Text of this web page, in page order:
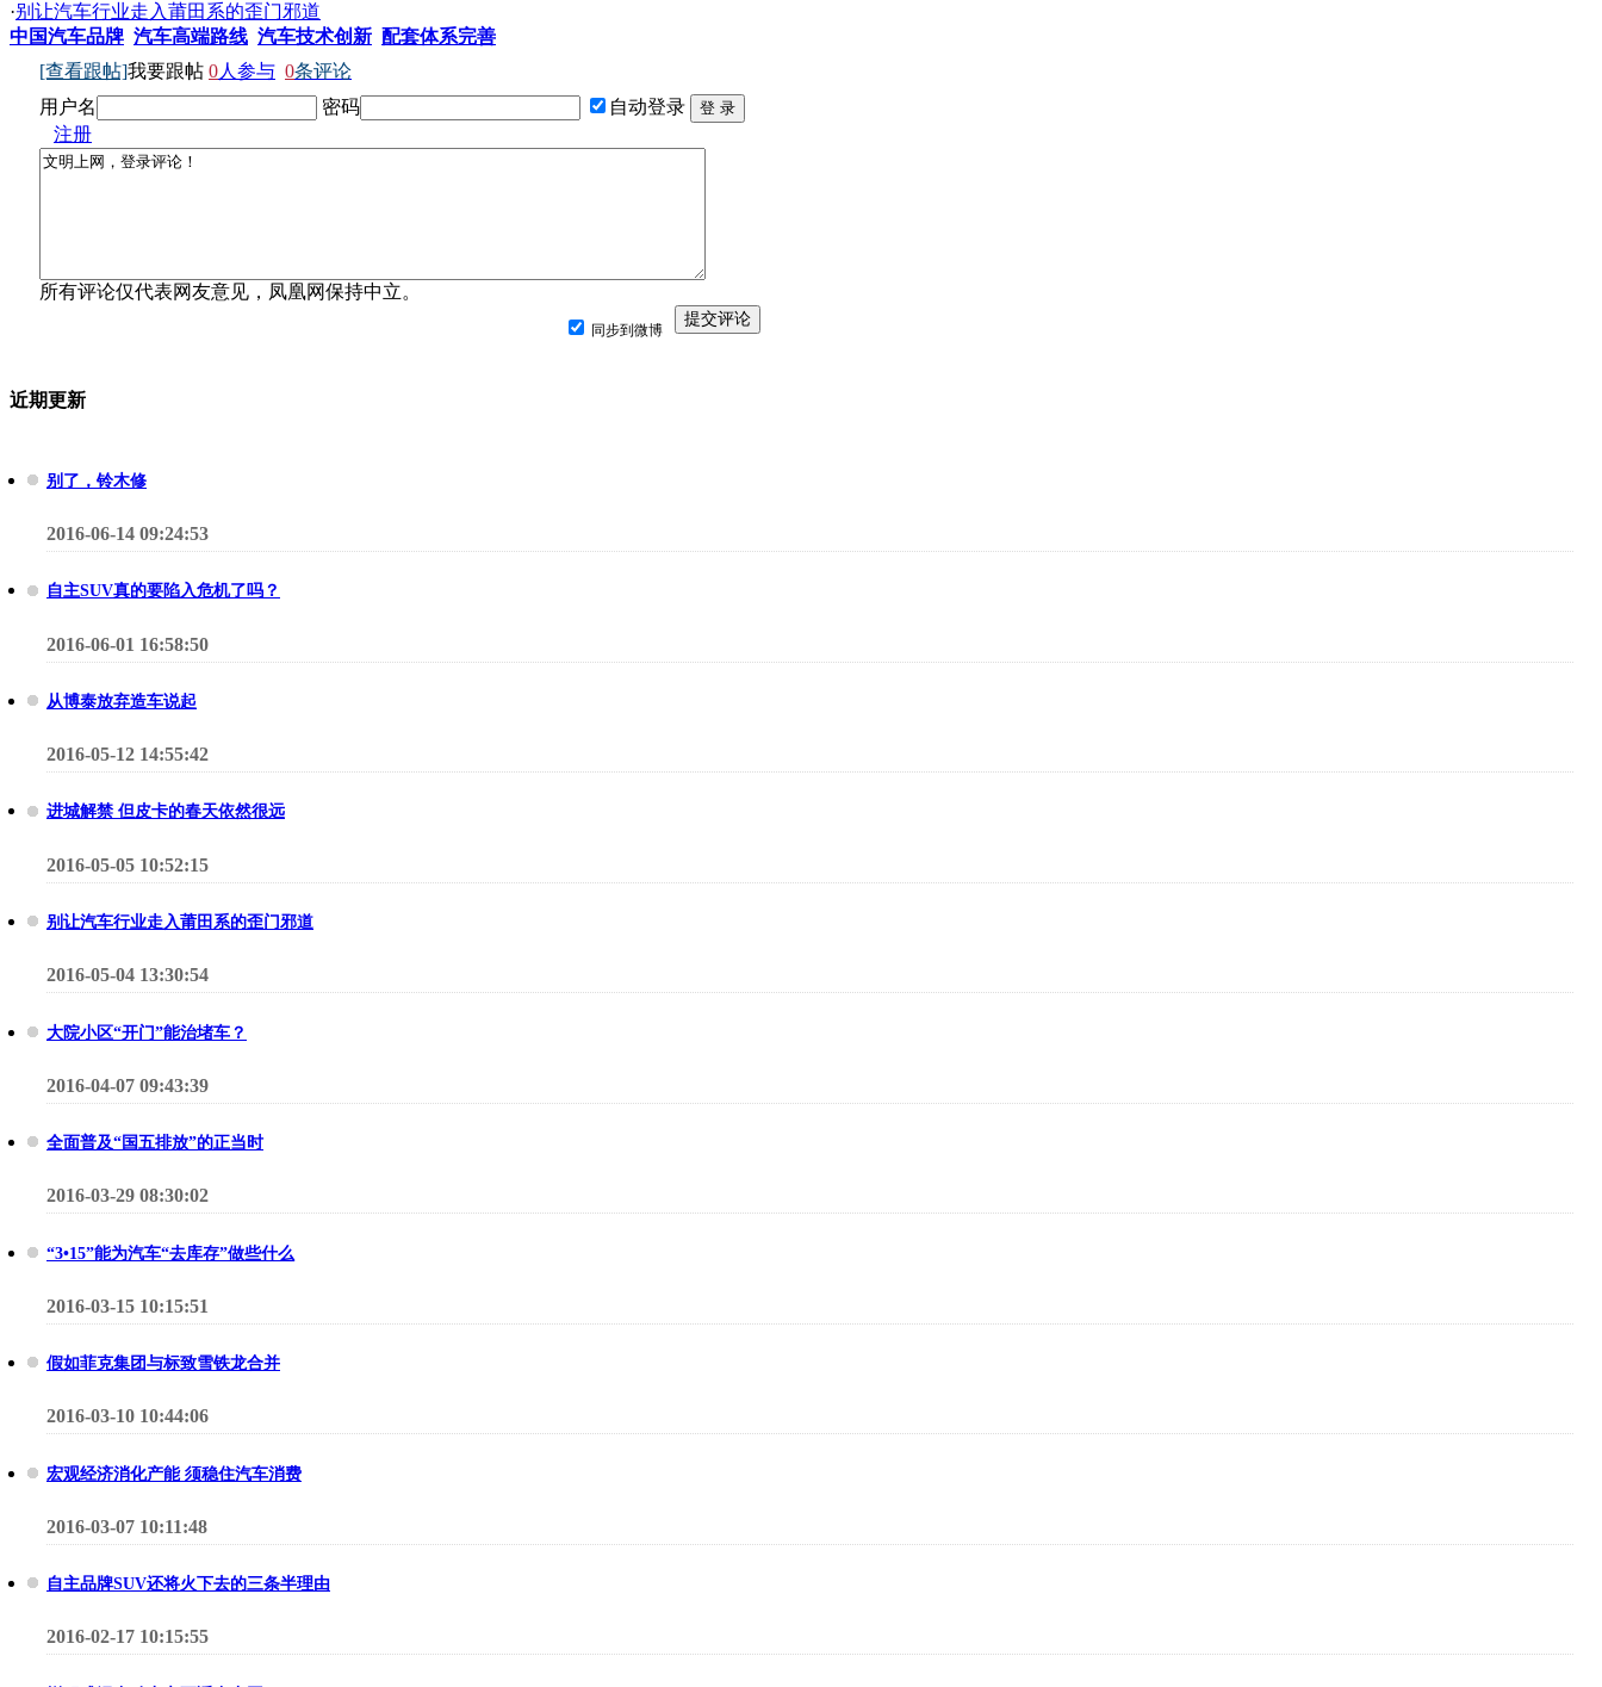
·别让汽车行业走入莆田系的歪门邪道
中国汽车品牌 汽车高端路线 汽车技术创新 配套体系完善
[查看跟帖]我要跟帖 0人参与 0条评论
用户名
密码
自动登录
注册
所有评论仅代表网友意见，凤凰网保持中立。
同步到微博
近期更新
别了，铃木修
2016-06-14 09:24:53
自主SUV真的要陷入危机了吗？
2016-06-01 16:58:50
从博泰放弃造车说起
2016-05-12 14:55:42
进城解禁 但皮卡的春天依然很远
2016-05-05 10:52:15
别让汽车行业走入莆田系的歪门邪道
2016-05-04 13:30:54
大院小区“开门”能治堵车？
2016-04-07 09:43:39
全面普及“国五排放”的正当时
2016-03-29 08:30:02
“3•15”能为汽车“去库存”做些什么
2016-03-15 10:15:51
假如菲克集团与标致雪铁龙合并
2016-03-10 10:44:06
宏观经济消化产能 须稳住汽车消费
2016-03-07 10:11:48
自主品牌SUV还将火下去的三条半理由
2016-02-17 10:15:55